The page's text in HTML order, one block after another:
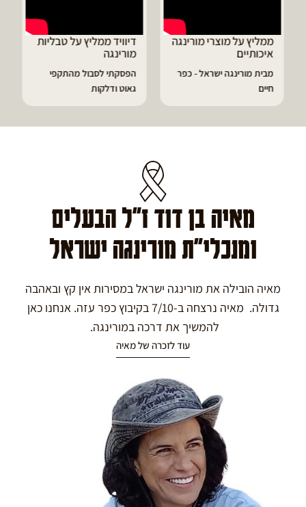
ממליץ על מוצרי מורינגה
איכותיים
מבית מורינגה ישראל - כפר
חיים
דיוויד ממליץ על טבליות
מורינגה
הפסקתי לסבול מהתקפי
גאוט ודלקות
מאיה בן דוד ז"ל הבעלים
ומנכלי"ת מורינגה ישראל
מאיה הובילה את מורינגה ישראל במסירות אין קץ ובאהבה
גדולה. מאיה נרצחה ב-7/10 בקיבוץ כפר עזה. אנחנו כאן
להמשיך את דרכה במורינגה.
עוד לזכרה של מאיה